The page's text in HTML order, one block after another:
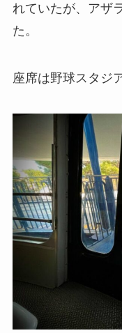
れていたが、アザ
た。
座席は野球スタジ